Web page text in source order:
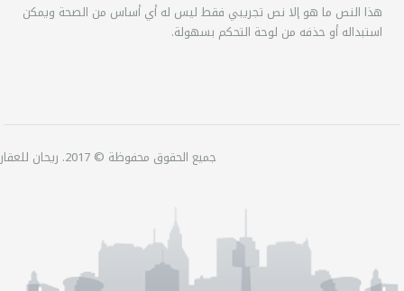
هذا النص ما هو إلا نص تجريبي فقط ليس له أي أساس من الصحة ويمكن
استبداله أو حذفه من لوحة التحكم بسهولة.
جميع الحقوق محفوظة © 2017. ريحان للعقارات.